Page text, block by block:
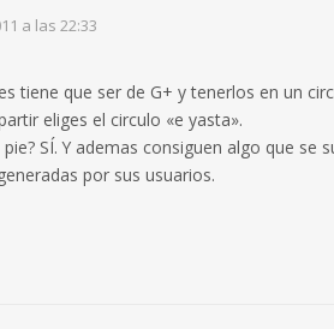
a las 22:33
tiene que ser de G+ y tenerlos en un
eliges el circulo «e yasta».
SÍ. Y ademas consiguen algo que se
por sus usuarios.